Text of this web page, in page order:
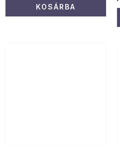
KOSÁRBA